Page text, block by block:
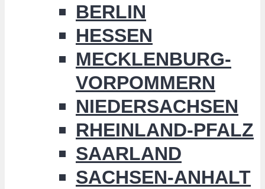
BERLIN
HESSEN
MECKLENBURG-
VORPOMMERN
NIEDERSACHSEN
RHEINLAND-PFALZ
SAARLAND
SACHSEN-ANHALT